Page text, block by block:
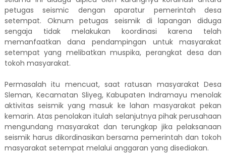
petugas seismic dengan aparatur pemerintah desa
setempat. Oknum petugas seismik di lapangan diduga
sengaja tidak melakukan koordinasi karena telah
memanfaatkan dana pendampingan untuk masyarakat
setempat yang melibatkan muspika, perangkat desa dan
tokoh masyarakat.
Permasalah itu mencuat, saat ratusan masyarakat Desa
Sleman, Kecamatan Sliyeg, Kabupaten Indramayu menolak
aktivitas seismik yang masuk ke lahan masyarakat pekan
kemarin. Atas penolakan itulah selanjutnya pihak perusahaan
mengundang masyarakat dan terungkap jika pelaksanaan
seismik harus dikordinasikan bersama pemerintah dan tokoh
masyarakat setempat melalui anggaran yang disediakan.